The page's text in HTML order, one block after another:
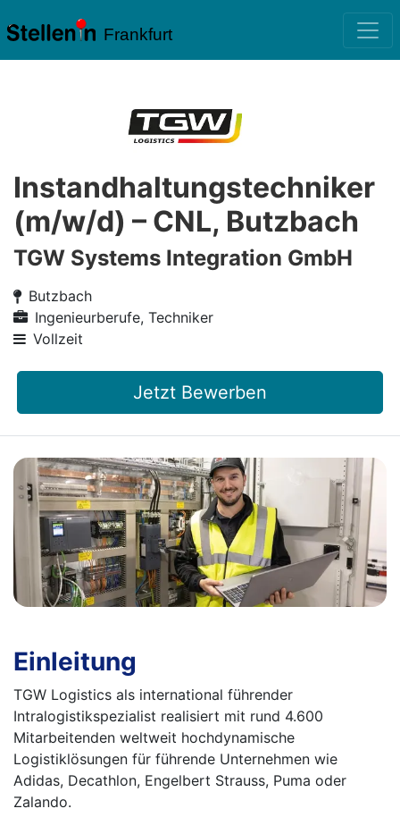
Frankfurt
Instandhaltungstechniker
(m/w/d) – CNL, Butzbach
TGW Systems Integration GmbH
Butzbach
Ingenieurberufe, Techniker
Vollzeit
Jetzt Bewerben
Einleitung
TGW Logistics als international führender
Intralogistikspezialist realisiert mit rund 4.600
Mitarbeitenden weltweit hochdynamische
Logistiklösungen für führende Unternehmen wie
Adidas, Decathlon, Engelbert Strauss, Puma oder
Zalando.